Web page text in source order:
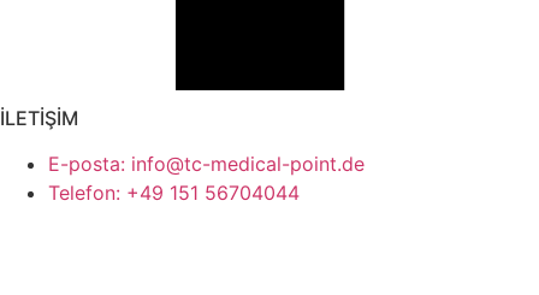
İLETİŞİM
E-posta: info@tc-medical-point.de
Telefon: +49 151 56704044